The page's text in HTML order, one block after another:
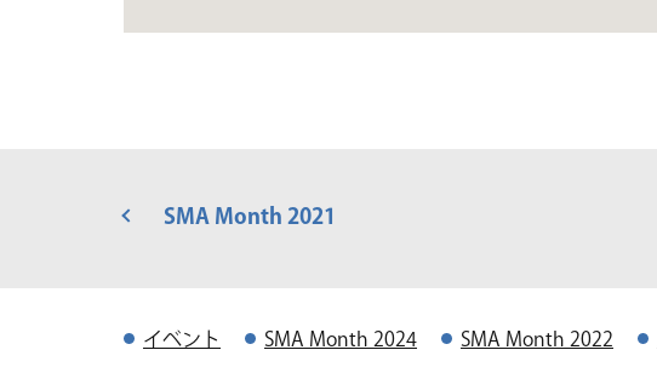
SMA Month 2021
イベント SMA Month 2024 SMA Month 2022